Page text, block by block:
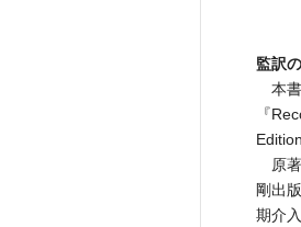
監訳
本書
『
原著
剛出
期介